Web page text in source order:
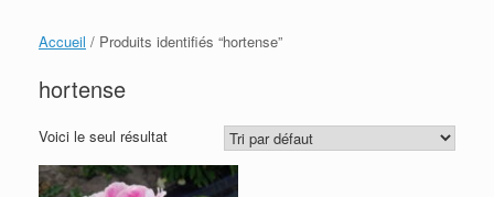
Accueil / Produits identifiés “hortense”
hortense
Voici le seul résultat